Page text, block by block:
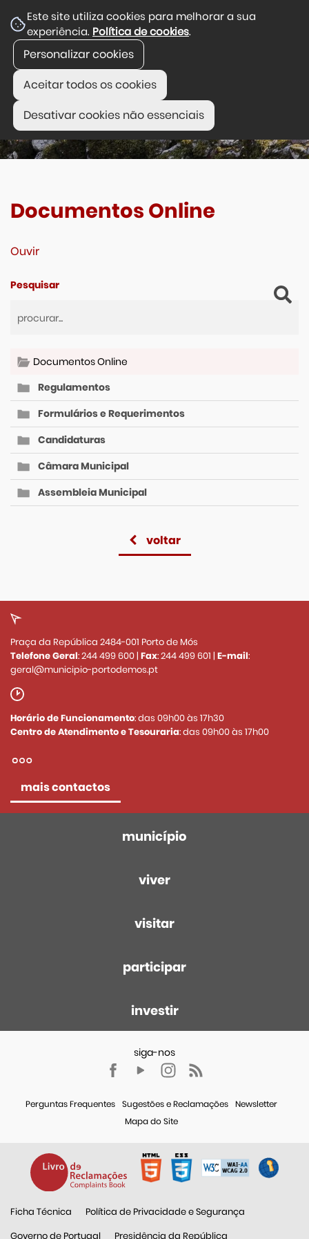
Este site utiliza cookies para melhorar a sua
experiência. Política de cookies.
Personalizar cookies
Aceitar todos os cookies
Desativar cookies não essenciais
Documentos Online
Ouvir
Pesquisar
Documentos Online
Regulamentos
Formulários e Requerimentos
Candidaturas
Câmara Municipal
Assembleia Municipal
voltar
Praça da República 2484-001 Porto de Mós
Telefone Geral:244 499 600| Fax:244 499 601 | E-mail:
geral@municipio-portodemos.pt
Horário de Funcionamento: das 09h00 às 17h30
Centro de Atendimento e Tesouraria: das 09h00 às 17h00
mais contactos
município
viver
visitar
participar
investir
Perguntas Frequentes Sugestões e Reclamações
Newsletter
Mapa do Site
Ficha Técnica
Política de Privacidade e Segurança
Governo de Portugal
Presidência da República